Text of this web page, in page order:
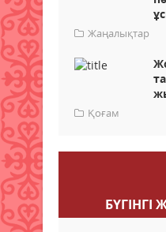
Жаңалықтар
Қоғам
БҮГІНГI